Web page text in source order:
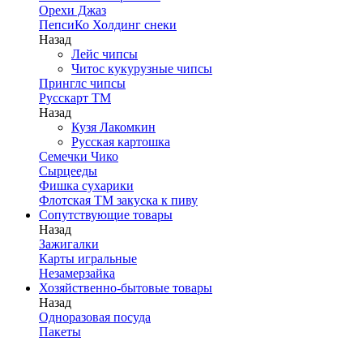
Орехи Джаз
ПепсиКо Холдинг снеки
Назад
Лейс чипсы
Читос кукурузные чипсы
Принглс чипсы
Русскарт ТМ
Назад
Кузя Лакомкин
Русская картошка
Семечки Чико
Сырцееды
Фишка сухарики
Флотская ТМ закуска к пиву
Сопутствующие товары
Назад
Зажигалки
Карты игральные
Незамерзайка
Хозяйственно-бытовые товары
Назад
Одноразовая посуда
Пакеты